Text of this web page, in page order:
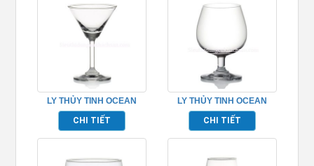
LY THỦY TINH OCEAN
CLASSIC COCKTAIL
TP_1501C03
CHI TIẾT
LY THỦY TINH OCEAN
BASIC BRANDY
TP_1001X12
CHI TIẾT